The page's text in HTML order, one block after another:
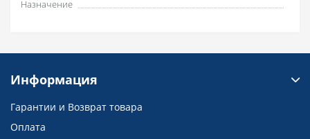
Назначение
Информация
Гарантии и Возврат товара
Оплата